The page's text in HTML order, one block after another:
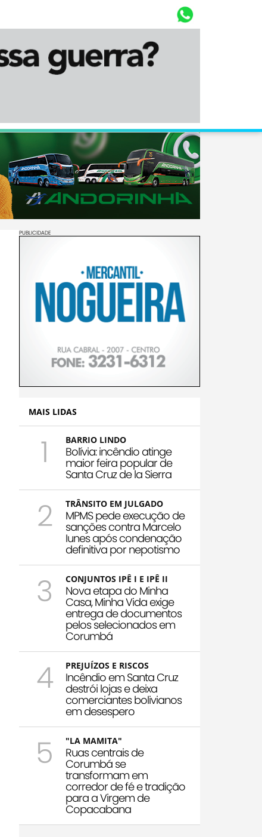
Diário Corumbaense
PUBLICIDADE
MAIS LIDAS
1 BARRIO LINDO
Bolívia: incêndio atinge
maior feira popular de
Santa Cruz de la Sierra
2 TRÂNSITO EM JULGADO
MPMS pede execução de
sanções contra Marcelo
Iunes após condenação
definitiva por nepotismo
3 CONJUNTOS IPÊ I E IPÊ II
Nova etapa do Minha
Casa, Minha Vida exige
entrega de documentos
pelos selecionados em
Corumbá
4 PREJUÍZOS E RISCOS
Incêndio em Santa Cruz
destrói lojas e deixa
comerciantes bolivianos
em desespero
5 "LA MAMITA"
Ruas centrais de
Corumbá se
transformam em
corredor de fé e tradição
para a Virgem de
Copacabana